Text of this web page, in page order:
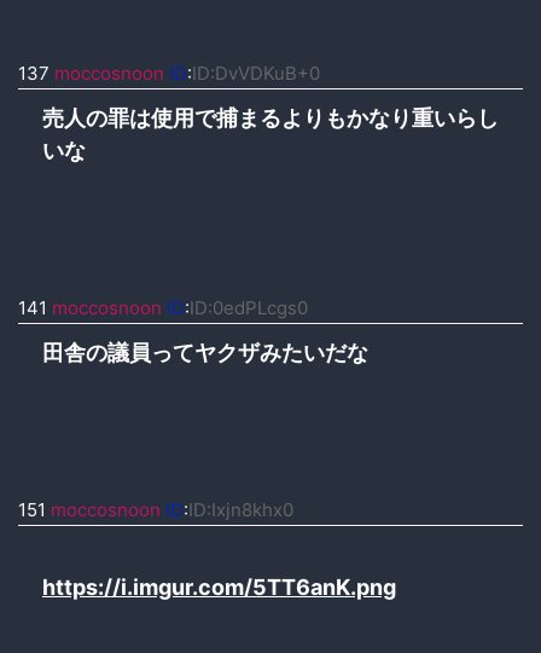
137 moccosnoon ID:ID:DvVDKuB+0
売人の罪は使用で捕まるよりもかなり重いらし
いな
141 moccosnoon ID:ID:0edPLcgs0
田舎の議員ってヤクザみたいだな
151 moccosnoon ID:ID:Ixjn8khx0
https://i.imgur.com/5TT6anK.png